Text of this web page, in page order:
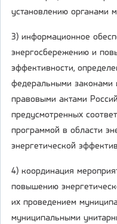
установлению органами
3) информационное
энергосбережению и
эффективности,
федеральными
правовыми актами
предусмотренных
программой в области
энергетической
4) координация
повышению
их проведением
муниципальными